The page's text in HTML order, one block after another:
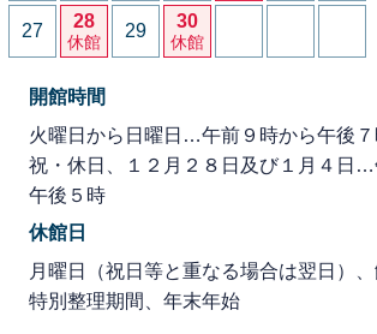
27 28
休館
29 30
休館
開館時間
火曜日から日曜日…午前９時から午後
祝・休日、１２月２８日及び１月４日…
午後５時
休館日
月曜日（祝日等と重なる場合は翌日）、
特別整理期間、年末年始